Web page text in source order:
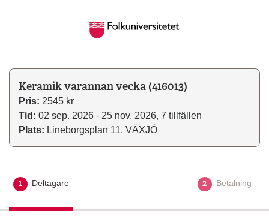
Keramik varannan vecka (416013)
Pris: 2545 kr
Tid: 02 sep. 2026 - 25 nov. 2026, 7 tillfällen
Plats: Lineborgsplan 11, VÄXJÖ
1 Aktuellt steg
Deltagare 2 Betalning